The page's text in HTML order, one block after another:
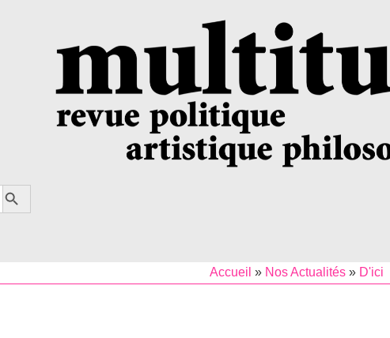
Search Button
Accueil » Nos Actualités» D'ici